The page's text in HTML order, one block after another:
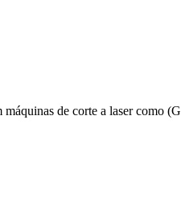
de corte a laser como